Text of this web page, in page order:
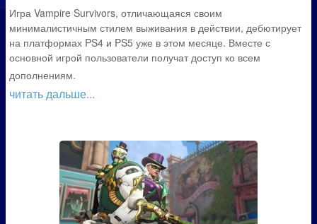
Игра Vampire Survivors, отличающаяся своим
минималистичным стилем выживания в действии, дебютирует
на платформах PS4 и PS5 уже в этом месяце. Вместе с
основной игрой пользователи получат доступ ко всем
дополнениям.
читать дальше...